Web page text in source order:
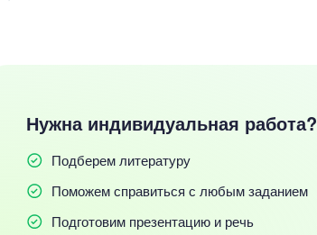
Нужна индивидуальная работа?
Подберем литературу
Поможем справиться с любым заданием
Подготовим презентацию и речь